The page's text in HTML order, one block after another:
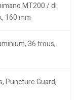
MT200 / di
160 mm
36 trous,
Puncture Guard,